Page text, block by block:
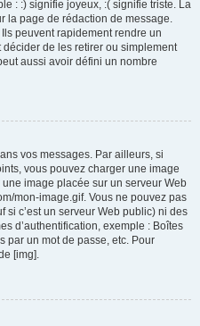
: :) signifie joyeux, :( signifie triste. La
la page de rédaction de message.
peuvent rapidement rendre un
de les retirer ou simplement
aussi avoir défini un nombre
vos messages. Par ailleurs, si
vous pouvez charger une image
image placée sur un serveur Web
mon-image.gif. Vous ne pouvez pas
si c’est un serveur Web public) ni des
d’authentification, exemple : Boîtes
par un mot de passe, etc. Pour
[img].